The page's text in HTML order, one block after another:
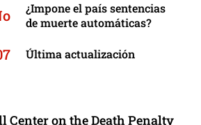
¿Impone el país sentencias
de muerte automáticas?
Última actualización
Center on the Death Penalty